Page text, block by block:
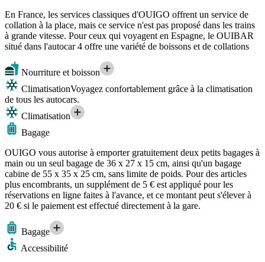
En France, les services classiques d'OUIGO offrent un service de
collation à la place, mais ce service n'est pas proposé dans les trains
à grande vitesse. Pour ceux qui voyagent en Espagne, le OUIBAR
situé dans l'autocar 4 offre une variété de boissons et de collations
Nourriture et boisson
ClimatisationVoyagez confortablement grâce à la climatisation
de tous les autocars.
Climatisation
Bagage
OUIGO vous autorise à emporter gratuitement deux petits bagages à
main ou un seul bagage de 36 x 27 x 15 cm, ainsi qu'un bagage
cabine de 55 x 35 x 25 cm, sans limite de poids. Pour des articles
plus encombrants, un supplément de 5 € est appliqué pour les
réservations en ligne faites à l'avance, et ce montant peut s'élever à
20 € si le paiement est effectué directement à la gare.
Bagage
Accessibilité